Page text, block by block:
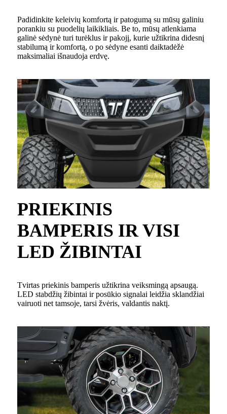
Padidinkite keleivių komfortą ir patogumą su mūsų galiniu
porankiu su puodelių laikikliais. Be to, mūsų atlenkiama
galinė sėdynė turi turėklus ir pakojį, kurie užtikrina didesnį
stabilumą ir komfortą, o po sėdyne esanti daiktadėžė
maksimaliai išnaudoja erdvę.
PRIEKINIS
BAMPERIS IR VISI
LED ŽIBINTAI
Tvirtas priekinis bamperis užtikrina veiksmingą apsaugą.
LED stabdžių žibintai ir posūkio signalai leidžia sklandžiai
vairuoti net tamsoje, tarsi žvėris, valdantis naktį.